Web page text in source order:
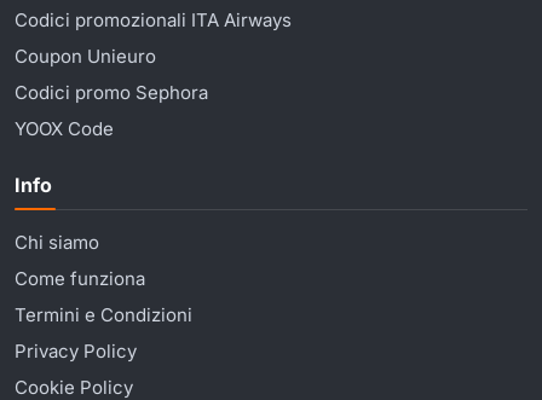
Codici promozionali ITA Airways
Coupon Unieuro
Codici promo Sephora
YOOX Code
Info
Chi siamo
Come funziona
Termini e Condizioni
Privacy Policy
Cookie Policy